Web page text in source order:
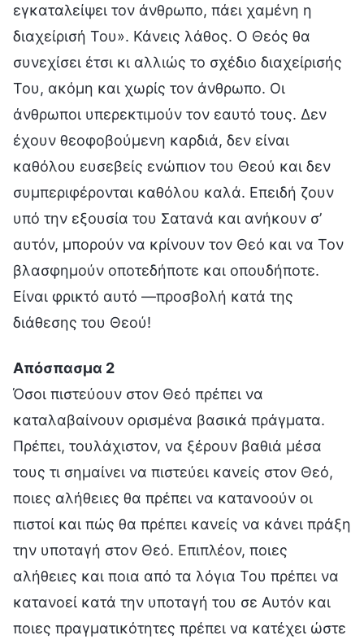
εγκαταλείψει τον άνθρωπο, πάει χαμένη η
διαχείρισή Του». Κάνεις λάθος. Ο Θεός θα
συνεχίσει έτσι κι αλλιώς το σχέδιο διαχείρισής
Του, ακόμη και χωρίς τον άνθρωπο. Οι
άνθρωποι υπερεκτιμούν τον εαυτό τους. Δεν
έχουν θεοφοβούμενη καρδιά, δεν είναι
καθόλου ευσεβείς ενώπιον του Θεού και δεν
συμπεριφέρονται καθόλου καλά. Επειδή ζουν
υπό την εξουσία του Σατανά και ανήκουν σ’
αυτόν, μπορούν να κρίνουν τον Θεό και να Τον
βλασφημούν οποτεδήποτε και οπουδήποτε.
Είναι φρικτό αυτό —προσβολή κατά της
διάθεσης του Θεού!
Απόσπασμα 2
Όσοι πιστεύουν στον Θεό πρέπει να
καταλαβαίνουν ορισμένα βασικά πράγματα.
Πρέπει, τουλάχιστον, να ξέρουν βαθιά μέσα
τους τι σημαίνει να πιστεύει κανείς στον Θεό,
ποιες αλήθειες θα πρέπει να κατανοούν οι
πιστοί και πώς θα πρέπει κανείς να κάνει πράξη
την υποταγή στον Θεό. Επιπλέον, ποιες
αλήθειες και ποια από τα λόγια Του πρέπει να
κατανοεί κατά την υποταγή του σε Αυτόν και
ποιες πραγματικότητες πρέπει να κατέχει ώστε